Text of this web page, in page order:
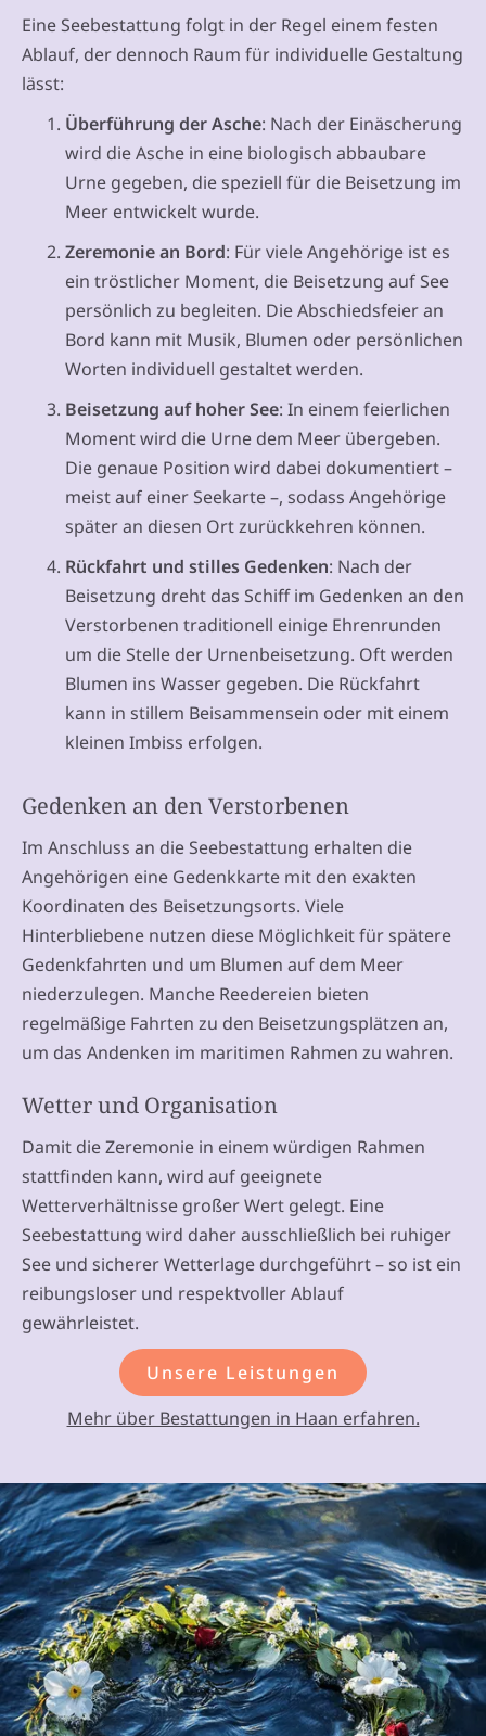
Eine Seebestattung folgt in der Regel einem festen
Ablauf, der dennoch Raum für individuelle Gestaltung
lässt:
Überführung der Asche: Nach der Einäscherung
wird die Asche in eine biologisch abbaubare
Urne gegeben, die speziell für die Beisetzung im
Meer entwickelt wurde.
Zeremonie an Bord: Für viele Angehörige ist es
ein tröstlicher Moment, die Beisetzung auf See
persönlich zu begleiten. Die Abschiedsfeier an
Bord kann mit Musik, Blumen oder persönlichen
Worten individuell gestaltet werden.
Beisetzung auf hoher See: In einem feierlichen
Moment wird die Urne dem Meer übergeben.
Die genaue Position wird dabei dokumentiert –
meist auf einer Seekarte –, sodass Angehörige
später an diesen Ort zurückkehren können.
Rückfahrt und stilles Gedenken: Nach der
Beisetzung dreht das Schiff im Gedenken an den
Verstorbenen traditionell einige Ehrenrunden
um die Stelle der Urnenbeisetzung. Oft werden
Blumen ins Wasser gegeben. Die Rückfahrt
kann in stillem Beisammensein oder mit einem
kleinen Imbiss erfolgen.
Gedenken an den Verstorbenen
Im Anschluss an die Seebestattung erhalten die
Angehörigen eine Gedenkkarte mit den exakten
Koordinaten des Beisetzungsorts. Viele
Hinterbliebene nutzen diese Möglichkeit für spätere
Gedenkfahrten und um Blumen auf dem Meer
niederzulegen. Manche Reedereien bieten
regelmäßige Fahrten zu den Beisetzungsplätzen an,
um das Andenken im maritimen Rahmen zu wahren.
Wetter und Organisation
Damit die Zeremonie in einem würdigen Rahmen
stattfinden kann, wird auf geeignete
Wetterverhältnisse großer Wert gelegt. Eine
Seebestattung wird daher ausschließlich bei ruhiger
See und sicherer Wetterlage durchgeführt – so ist ein
reibungsloser und respektvoller Ablauf
gewährleistet.
Unsere Leistungen
Mehr über Bestattungen in Haan erfahren.